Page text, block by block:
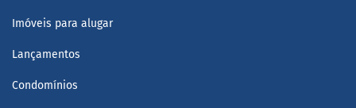
Imóveis para alugar
Lançamentos
Condomínios